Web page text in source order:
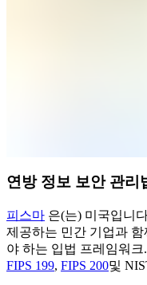
연방 정보 보안 관리
피스마 은(는) 미국입니
제공하는 민간 기업과
야 하는 입법 프레임워
FIPS 199, FIPS 200및